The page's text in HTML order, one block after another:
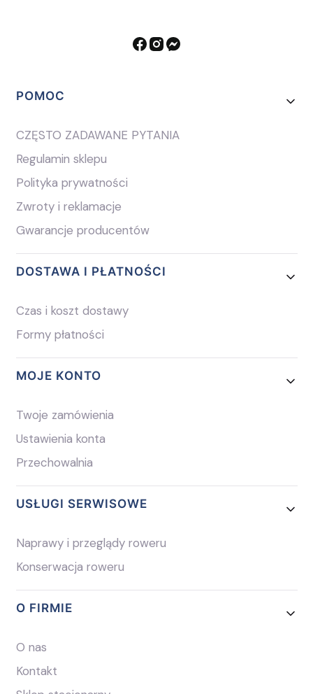
Linki w stopce
POMOC
CZĘSTO ZADAWANE PYTANIA
Regulamin sklepu
Polityka prywatności
Zwroty i reklamacje
Gwarancje producentów
DOSTAWA I PŁATNOŚCI
Czas i koszt dostawy
Formy płatności
MOJE KONTO
Twoje zamówienia
Ustawienia konta
Przechowalnia
USŁUGI SERWISOWE
Naprawy i przeglądy roweru
Konserwacja roweru
O FIRMIE
O nas
Kontakt